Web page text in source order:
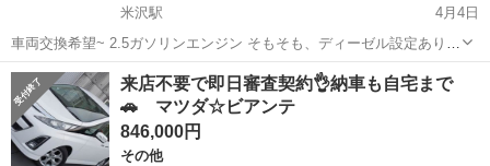
米沢駅
4月4日
車両交換希望~ 2.5ガソリンエンジン そもそも、ディーゼル設定ありま
せん タイヤ3セットあります •車検用 •20インチ夏タイヤ •16インチAT
タイヤ 別でグリルガードあります 自作マフラー 純正マフラーありま
す ２２万...
山形 米沢市 米沢駅 その他 車両
来店不要で即日審査契約👌納車も自宅まで
🚗 マツダ☆ビアンテ
846,000円
その他